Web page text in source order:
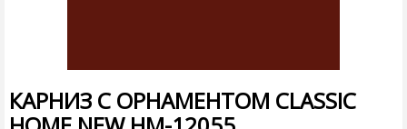
КАРНИЗ С ОРНАМЕНТОМ CLASSIC